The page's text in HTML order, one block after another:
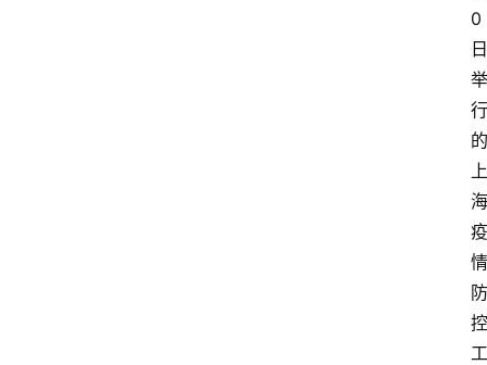
0
日
举
行
的
上
海
疫
情
防
控
工